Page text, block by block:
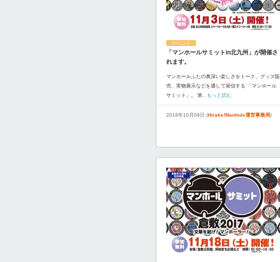
イベント
「マンホールサミットin北九州」が開催さ
れます。
マンホールふたの奥深い楽しさをトーク、グッズ販
売、実物展示などを通して発信する 「マンホール
サミット」。 第 ...もっと読む
2018年10月09日 (Hirake!Manhole運営事務局)